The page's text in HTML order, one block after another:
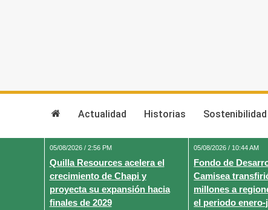
Actualidad Historias Sostenibilidad
05/08/2026 / 2:56 PM
Quilla Resources acelera el
crecimiento de Chapi y
proyecta su expansión hacia
finales de 2029
05/08/2026 / 10:44 AM
Fondo de
Camisea
millones a
el periodo enero-